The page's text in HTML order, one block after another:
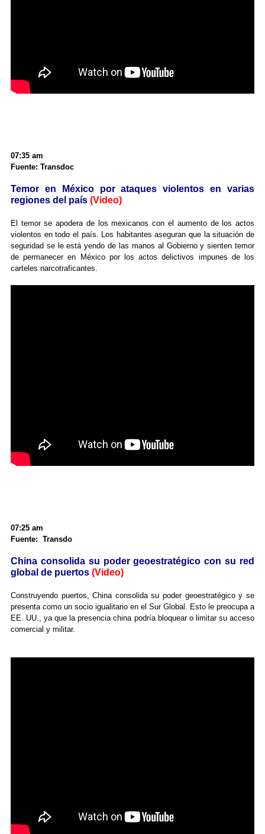
07:35 am
Fuente: Transdoc
Temor en México por ataques violentos en varias
regiones del país (Video)
El temor se apodera de los mexicanos con el aumento de los actos
violentos en todo el país. Los habitantes aseguran que la situación de
seguridad se le está yendo de las manos al Gobierno y sienten temor
de permanecer en México por los actos delictivos impunes de los
carteles narcotraficantes.
07:25 am
Fuente: Transdo
China consolida su poder geoestratégico con su red
global de puertos (Video)
Construyendo puertos, China consolida su poder geoestratégico y se
presenta como un socio igualitario en el Sur Global. Esto le preocupa a
EE. UU., ya que la presencia china podría bloquear o limitar su acceso
comercial y militar.